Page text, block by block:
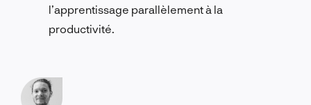
l’apprentissage parallèlement à la
productivité.